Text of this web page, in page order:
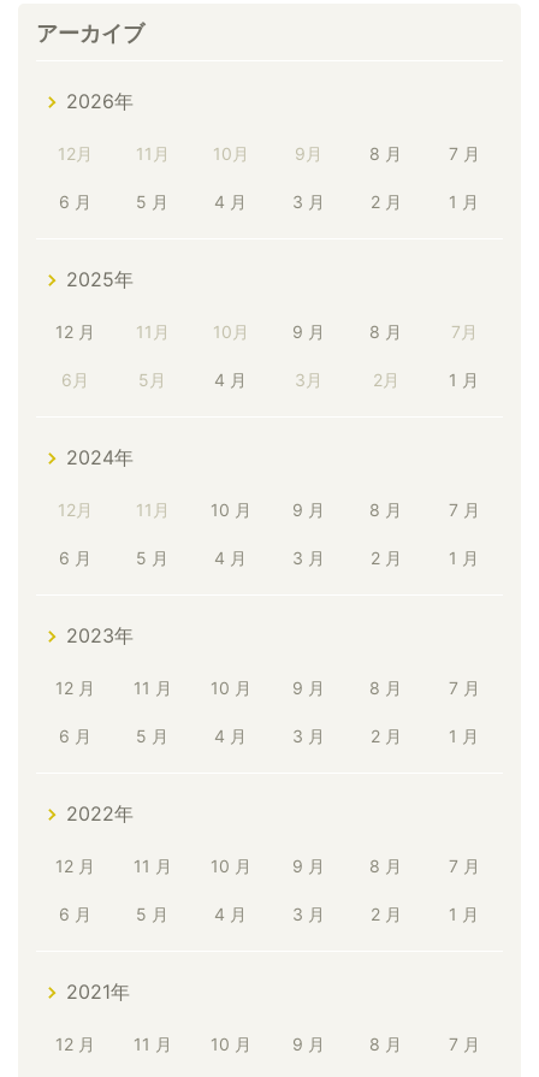
アーカイブ
2026年
12月 11月 10月 9月 8 月 7 月
6 月 5 月 4 月 3 月 2 月 1 月
2025年
12 月 11月 10月 9 月 8 月 7月
6月 5月 4 月 3月 2月 1 月
2024年
12月 11月 10 月 9 月 8 月 7 月
6 月 5 月 4 月 3 月 2 月 1 月
2023年
12 月 11 月 10 月 9 月 8 月 7 月
6 月 5 月 4 月 3 月 2 月 1 月
2022年
12 月 11 月 10 月 9 月 8 月 7 月
6 月 5 月 4 月 3 月 2 月 1 月
2021年
12 月 11 月 10 月 9 月 8 月 7 月